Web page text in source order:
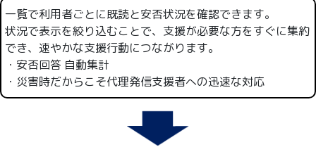
一覧で利用者ごとに既読と安否状況を確認できます。
状況で表示を絞り込むことで、支援が必要な方をすぐに集約
でき、速やかな支援行動につながります。
・安否回答 自動集計
・災害時だからこそ代理発信支援者への迅速な対応